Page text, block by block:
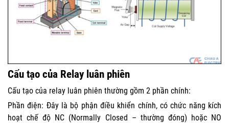
Cấu tạo của Relay luân phiên
Cấu tạo của relay luân phiên thường gồm 2 phần chính:
Phần điện: Đây là bộ phận điều khiển chính, có chức năng kích
hoạt chế độ NC (Normally Closed – thường đóng) hoặc NO